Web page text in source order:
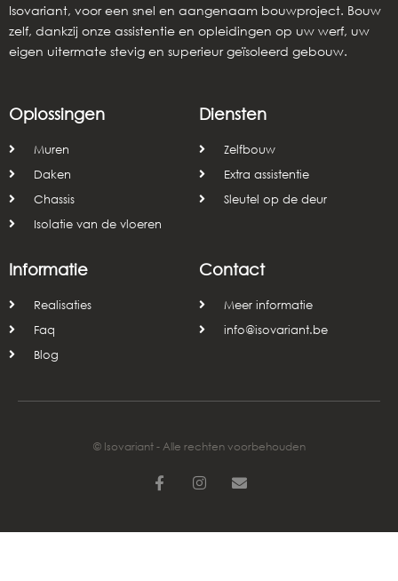
Isovariant, voor een snel en aangenaam bouwproject. Bouw
zelf, dankzij onze assistentie en opleidingen op uw werf, uw
eigen uitermate stevig en superieur geïsoleerd gebouw.
Oplossingen
Muren
Daken
Chassis
Isolatie van de vloeren
Diensten
Zelfbouw
Extra assistentie
Sleutel op de deur
Informatie
Realisaties
Faq
Blog
Contact
Meer informatie
info@isovariant.be
© Isovariant - Alle rechten voorbehouden